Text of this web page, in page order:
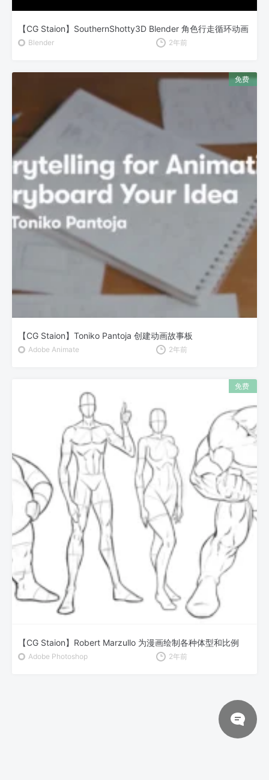
【CG Staion】SouthernShotty3D Blender 角色行走循环动画
Blender 2年前
【CG Staion】Toniko Pantoja 创建动画故事板
Adobe Animate 2年前
【CG Staion】Robert Marzullo 为漫画绘制各种体型和比例
Adobe Photoshop 2年前